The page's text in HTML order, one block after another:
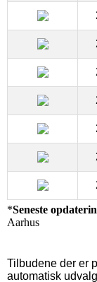
*Seneste
Aarhus
Tilbudene der er
automatisk